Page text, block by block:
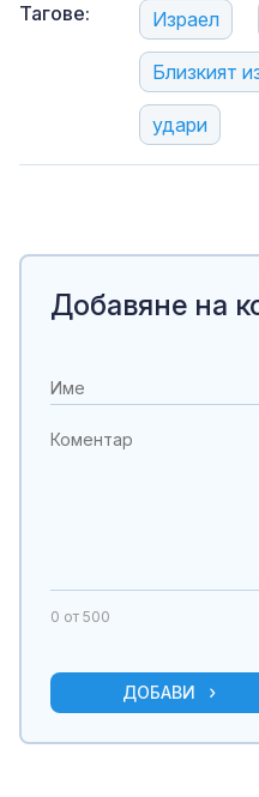
Тагове: Израел
Близкият
удари
Добавяне на
0 от 500
ДОБАВИ